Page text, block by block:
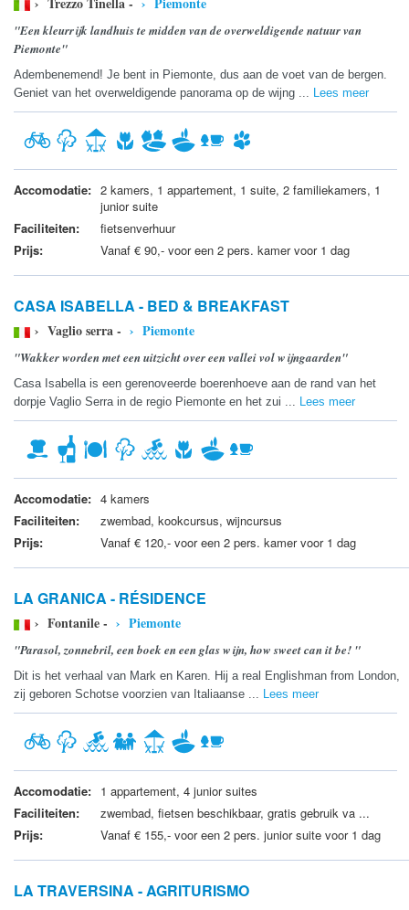
"Een kleurrijk landhuis te midden van de overweldigende natuur van
Piemonte"
Adembenemend! Je bent in Piemonte, dus aan de voet van de bergen.
Geniet van het overweldigende panorama op de wijng ... Lees meer
Accomodatie: 2 kamers, 1 appartement, 1 suite, 2 familiekamers, 1
junior suite
Faciliteiten:
fietsenverhuur
Prijs:
Vanaf € 90,- voor een 2 pers. kamer voor 1 dag
CASA ISABELLA - BED & BREAKFAST
› Vaglio serra - › Piemonte
"Wakker worden met een uitzicht over een vallei vol wijngaarden"
Casa Isabella is een gerenoveerde boerenhoeve aan de rand van het
dorpje Vaglio Serra in de regio Piemonte en het zui ... Lees meer
Accomodatie: 4 kamers
Faciliteiten:
zwembad, kookcursus, wijncursus
Prijs:
Vanaf € 120,- voor een 2 pers. kamer voor 1 dag
LA GRANICA - RÉSIDENCE
› Fontanile - › Piemonte
"Parasol, zonnebril, een boek en een glas wijn, how sweet can it be! "
Dit is het verhaal van Mark en Karen. Hij a real Englishman from London,
zij geboren Schotse voorzien van Italiaanse ... Lees meer
Accomodatie: 1 appartement, 4 junior suites
Faciliteiten:
zwembad, fietsen beschikbaar, gratis gebruik va ...
Prijs:
Vanaf € 155,- voor een 2 pers. junior suite voor 1 dag
LA TRAVERSINA - AGRITURISMO